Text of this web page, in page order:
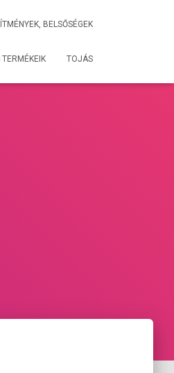
BELSŐSÉGEK
TERMÉKEIK TOJÁS